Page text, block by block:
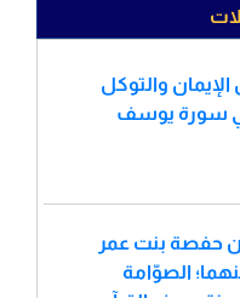
والتوكل
سورة يوسف
حفصة بنت عمر
الصوّامة